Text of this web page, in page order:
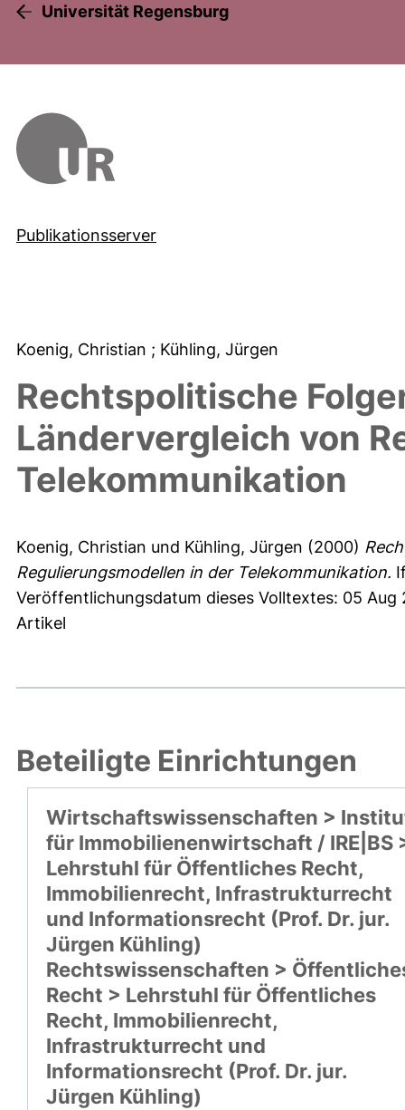
Universität Regensburg
Publikationsserver
Koenig, Christian ; Kühling, Jürgen
Rechtspolitische
Ländervergleich von
Telekommunikation
Koenig, Christian und Kühling, Jürgen (2000)
Regulierungsmodellen in der Telekommunikation.
Veröffentlichungsdatum dieses Volltextes: 05 Aug
Artikel
Beteiligte Einrichtungen
Wirtschaftswissenschaften >
für Immobilienenwirtschaft / IRE|BS
Lehrstuhl für Öffentliches Recht,
Immobilienrecht, Infrastrukturrecht
und Informationsrecht (Prof. Dr. jur.
Jürgen Kühling)
Rechtswissenschaften >
Recht > Lehrstuhl für Öffentliches
Recht, Immobilienrecht,
Infrastrukturrecht und
Informationsrecht (Prof. Dr. jur.
Jürgen Kühling)